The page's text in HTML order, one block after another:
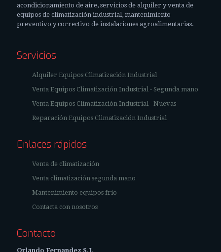
acondicionamiento de aire, servicios de alquiler y venta de
equipos de climatización industrial, mantenimiento
preventivo y correctivo de instalaciones agroalimentarias.
Servicios
Alquiler Equipos Climatización Industrial
Venta Equipos Climatización Industrial - Segunda mano
Venta Equipos Climatización Industrial - Nuevas
Reparación Equipos Climatización Industrial
Enlaces rápidos
Venta de climatización
Venta climatización segunda mano
Mantenimiento equipos frío
Contacta con nosotros
Contacto
Orlando Fernandez S.L